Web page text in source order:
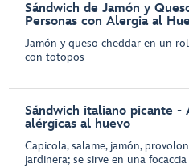
Sándwich de Jamón y
Personas con Alergia al
Jamón y queso cheddar en un
con totopos
Sándwich italiano picante -
alérgicas al huevo
Capicola, salame, jamón,
jardinera; se sirve en una